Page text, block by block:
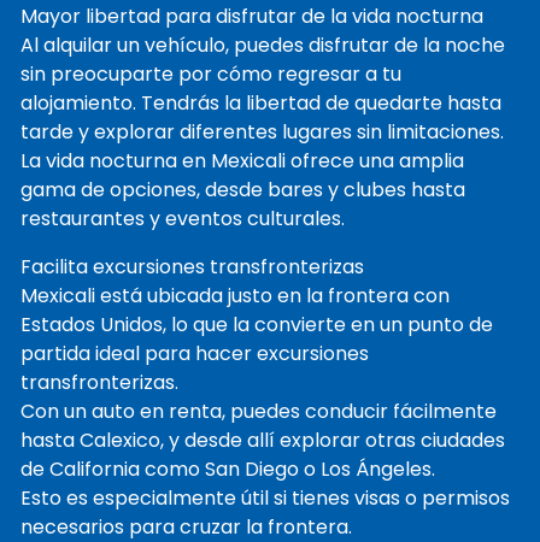
Mayor libertad para disfrutar de la vida nocturna
Al alquilar un vehículo, puedes disfrutar de la noche
sin preocuparte por cómo regresar a tu
alojamiento. Tendrás la libertad de quedarte hasta
tarde y explorar diferentes lugares sin limitaciones.
La vida nocturna en Mexicali ofrece una amplia
gama de opciones, desde bares y clubes hasta
restaurantes y eventos culturales.
Facilita excursiones transfronterizas
Mexicali está ubicada justo en la frontera con
Estados Unidos, lo que la convierte en un punto de
partida ideal para hacer excursiones
transfronterizas.
Con un auto en renta, puedes conducir fácilmente
hasta Calexico, y desde allí explorar otras ciudades
de California como San Diego o Los Ángeles.
Esto es especialmente útil si tienes visas o permisos
necesarios para cruzar la frontera.